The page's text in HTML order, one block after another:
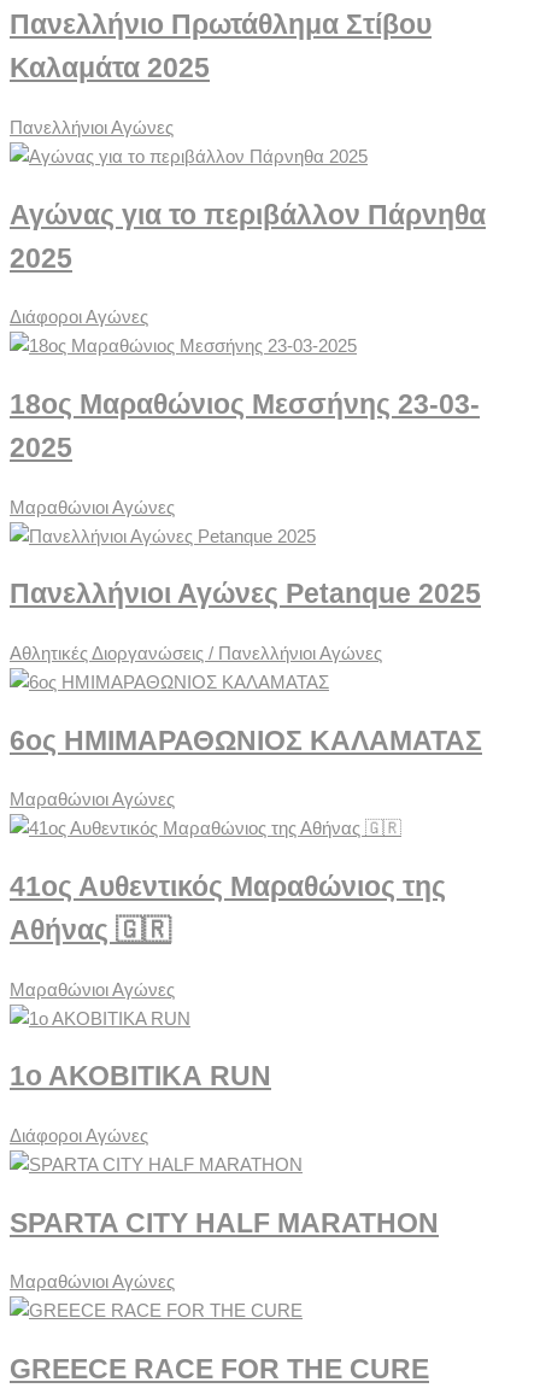
Πανελλήνιο Πρωτάθλημα Στίβου
Καλαμάτα 2025
Πανελλήνιοι Αγώνες
Αγώνας για το περιβάλλον Πάρνηθα
2025
Διάφοροι Αγώνες
18ος Μαραθώνιος Μεσσήνης 23-03-
2025
Μαραθώνιοι Αγώνες
Πανελλήνιοι Αγώνες Petanque 2025
Αθλητικές Διοργανώσεις / Πανελλήνιοι Αγώνες
6ος ΗΜΙΜΑΡΑΘΩΝΙΟΣ ΚΑΛΑΜΑΤΑΣ
Μαραθώνιοι Αγώνες
41ος Αυθεντικός Μαραθώνιος της
Αθήνας 🇬🇷
Μαραθώνιοι Αγώνες
1ο ΑΚΟΒΙΤΙΚΑ RUN
Διάφοροι Αγώνες
SPARTA CITY HALF MARATHON
Μαραθώνιοι Αγώνες
GREECE RACE FOR THE CURE